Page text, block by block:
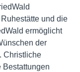
und die
ermöglicht
der
Christliche
Bestattungen